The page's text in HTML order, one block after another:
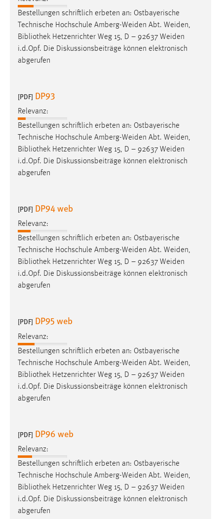
Bestellungen schriftlich erbeten an: Ostbayerische
Technische Hochschule Amberg-Weiden Abt. Weiden,
Bibliothek Hetzenrichter Weg 15, D – 92637 Weiden
i.d.Opf. Die Diskussionsbeiträge können elektronisch
abgerufen
[PDF] DP93
Relevanz:
Bestellungen schriftlich erbeten an: Ostbayerische
Technische Hochschule Amberg-Weiden Abt. Weiden,
Bibliothek Hetzenrichter Weg 15, D – 92637 Weiden
i.d.Opf. Die Diskussionsbeiträge können elektronisch
abgerufen
[PDF] DP94 web
Relevanz:
Bestellungen schriftlich erbeten an: Ostbayerische
Technische Hochschule Amberg-Weiden Abt. Weiden,
Bibliothek Hetzenrichter Weg 15, D – 92637 Weiden
i.d.Opf. Die Diskussionsbeiträge können elektronisch
abgerufen
[PDF] DP95 web
Relevanz:
Bestellungen schriftlich erbeten an: Ostbayerische
Technische Hochschule Amberg-Weiden Abt. Weiden,
Bibliothek Hetzenrichter Weg 15, D – 92637 Weiden
i.d.Opf. Die Diskussionsbeiträge können elektronisch
abgerufen
[PDF] DP96 web
Relevanz:
Bestellungen schriftlich erbeten an: Ostbayerische
Technische Hochschule Amberg-Weiden Abt. Weiden,
Bibliothek Hetzenrichter Weg 15, D – 92637 Weiden
i.d.Opf. Die Diskussionsbeiträge können elektronisch
abgerufen
Conversion-Tracking
Cookie Laufzeit:
3 Monate
_fbp
Facebook
Zweck:
Conversion-Tracking
Cookie Laufzeit:
EXTERNE MEDIEN
Um Inhalte von Videoplattformen und Social Media
Plattformen anzeigen zu können, werden von diesen
externen Medien Cookies gesetzt.
YouTube
Vimeo